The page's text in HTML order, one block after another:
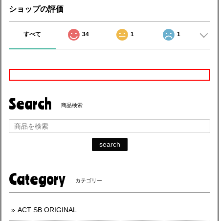
ショップの評価
すべて 34 1 1
Search 商品検索
search
Category カテゴリー
ACT SB ORIGINAL